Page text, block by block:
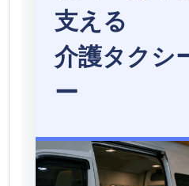
支える
介護タクシ
ー